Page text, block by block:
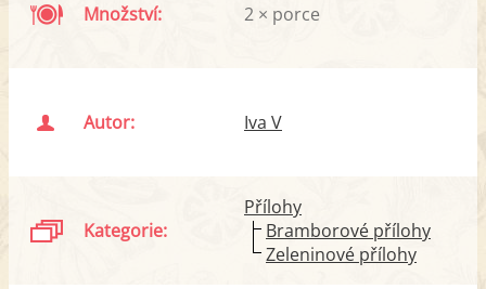
Množství: 2 × porce
Autor: Iva V
Kategorie:
Přílohy
Bramborové přílohy
Zeleninové přílohy